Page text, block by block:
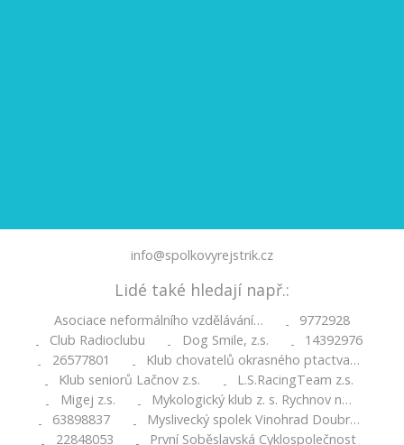
info@spolkovyrejstrik.cz
Lidé také hledají např.:
Asociace neformálního vzdělávání… -
9772928
-
Club Radioclubu - Dog Smile, z.s. -
14392976
-
26577801 -
Klub chovatelů okrasného ptactva…
-
Klub seniorů Lačnov z.s. -
L.S.RacingTeam z.s.
-
Migej z.s. -
Mykologický klub z. s. Rychnov n…
-
63898837 -
Myslivecký spolek Vinohrad Doubr…
22848053 První Soběslavská Cyklospolečnost